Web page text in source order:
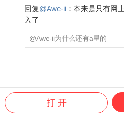
回复@Awe-ii ： 本来是只有网
入了
@Awe-ii为什么还有a星的
打 开